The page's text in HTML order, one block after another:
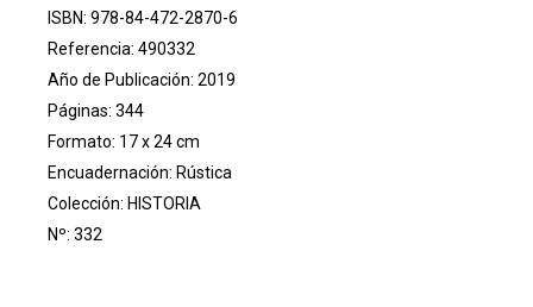
ISBN: 978-84-472-2870-6
Referencia: 490332
Año de Publicación: 2019
Páginas: 344
Formato: 17 x 24 cm
Encuadernación: Rústica
Colección: HISTORIA
Nº: 332